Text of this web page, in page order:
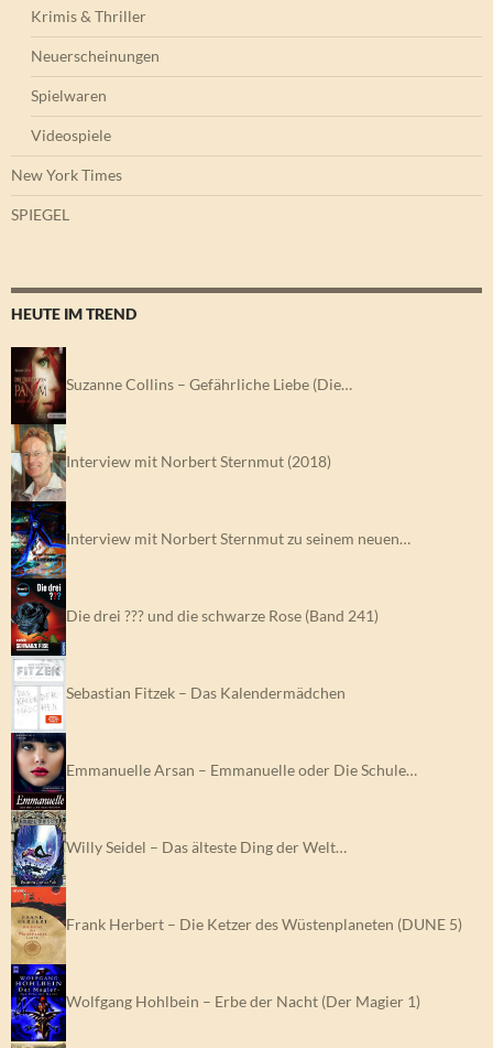
Krimis & Thriller
Neuerscheinungen
Spielwaren
Videospiele
New York Times
SPIEGEL
HEUTE IM TREND
Suzanne Collins – Gefährliche Liebe (Die…
Interview mit Norbert Sternmut (2018)
Interview mit Norbert Sternmut zu seinem neuen…
Die drei ??? und die schwarze Rose (Band 241)
Sebastian Fitzek – Das Kalendermädchen
Emmanuelle Arsan – Emmanuelle oder Die Schule…
Willy Seidel – Das älteste Ding der Welt…
Frank Herbert – Die Ketzer des Wüstenplaneten (DUNE 5)
Wolfgang Hohlbein – Erbe der Nacht (Der Magier 1)